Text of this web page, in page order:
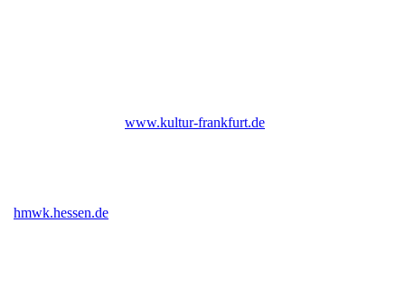
www.kultur-frankfurt.de
hmwk.hessen.de